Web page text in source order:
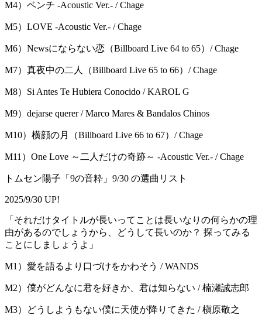
M4）ベンチ -Acoustic Ver.- / Chage
M5）LOVE -Acoustic Ver.- / Chage
M6）Newsにならない恋（Billboard Live 64 to 65）/ Chage
M7）真夜中の二人（Billboard Live 65 to 66）/ Chage
M8）Si Antes Te Hubiera Conocido / KAROL G
M9）dejarse querer / Marco Mares & Bandalos Chinos
M10）横顔の月（Billboard Live 66 to 67）/ Chage
M11）One Love ～二人だけの奇跡～ -Acoustic Ver.- / Chage
トムセン陽子「9の音粋」9/30 の選曲リスト
2025/9/30 UP!
「それだけタイトルが⻑いってことは⻑いなりの何らかの理
由があるのでしょうから、どうして⻑いのか？ 探ってみる
ことにしましょうよ」
M1）愛を語るより口づけをかわそう / WANDS
M2）僕がどんなに君を好きか、君は知らない / 楠瀬誠志郎
M3）どうしようもない僕に天使が降りてきた / 槇原敬之